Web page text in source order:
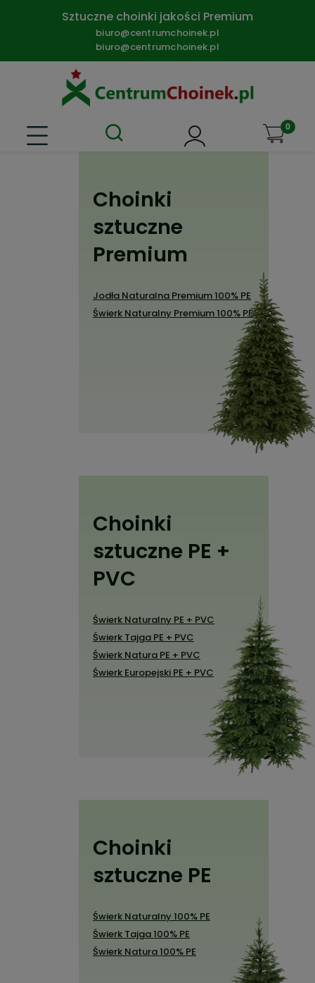
Sztuczne choinki jakości Premium
biuro@centrumchoinek.pl
biuro@centrumchoinek.pl
Choinki
sztuczne
Premium
Jodła Naturalna Premium 100% PE
Świerk Naturalny Premium 100% PE
Choinki
sztuczne PE +
PVC
Świerk Naturalny PE + PVC
Świerk Tajga PE + PVC
Świerk Natura PE + PVC
Świerk Europejski PE + PVC
Choinki
sztuczne PE
Świerk Naturalny 100% PE
Świerk Tajga 100% PE
Świerk Natura 100% PE